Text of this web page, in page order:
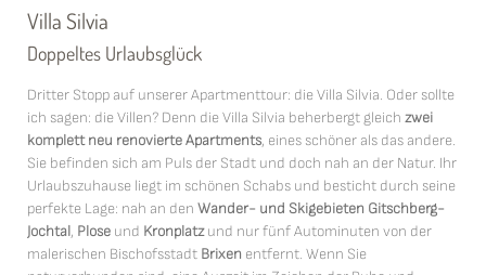
Villa Silvia
Doppeltes Urlaubsglück
Dritter Stopp auf unserer Apartmenttour: die Villa Silvia. Oder sollte
ich sagen: die Villen? Denn die Villa Silvia beherbergt gleich zwei
komplett neu renovierte Apartments, eines schöner als das andere.
Sie befinden sich am Puls der Stadt und doch nah an der Natur. Ihr
Urlaubszuhause liegt im schönen Schabs und besticht durch seine
perfekte Lage: nah an den Wander- und Skigebieten Gitschberg-
Jochtal, Plose und Kronplatzund nur fünf Autominuten von der
malerischen Bischofsstadt Brixen entfernt. Wenn Sie